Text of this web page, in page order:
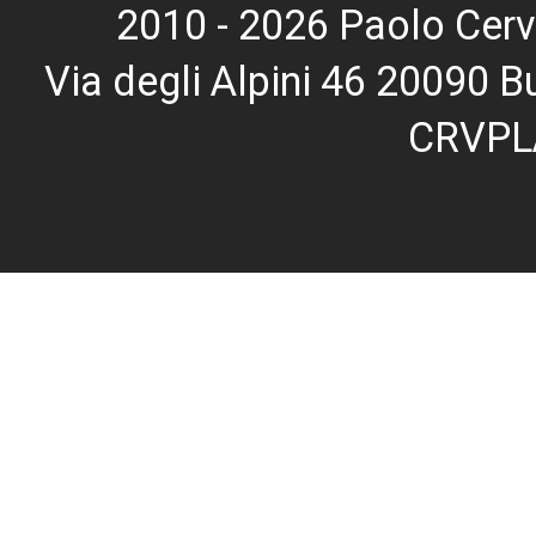
2010 - 2026 Paolo
Via degli Alpini 46 20090